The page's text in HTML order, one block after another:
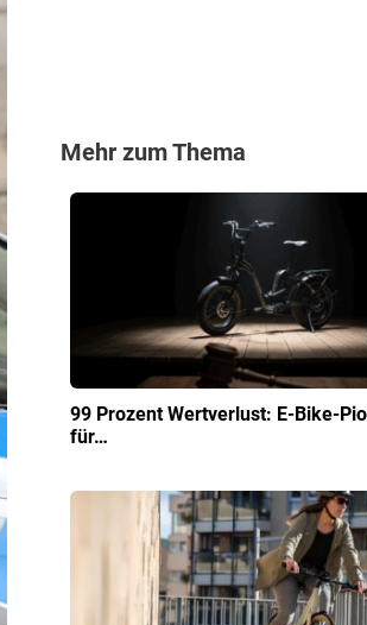
Mehr zum Thema
99 Prozent Wertverlust: E-Bike-
für…